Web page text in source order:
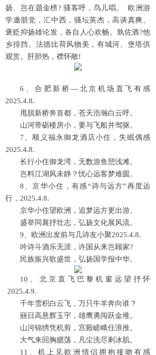
扬、岂在题金榜? 骚客呼，鸟儿唱。 欧洲游
学邀朋党，汇中西，骚坛英杰，高谈真爽。
褒贬抑扬雄论发，各自人心欢畅。孰佐酒?他
乡排挡。法德比荷风物美，有城河、堡塔供
观赏。肝胆热，襟怀敞!
6、合肥新桥---北京机场直飞有感
2025.4.8.
甩脱新桥奔首都，苍天浩瀚白云呼。
山河带砺楼房小，要与飞船并驾驱。
7、顺义福永御龙酒店小住，失眠偶感
2025.4.8.
长行小住御龙湾，无数游鱼憩浅滩。
岂料江湖风未静？忧心远客梦难圆。
8、京华小住，有感“诗与远方”再度远
行，2025.4.8.
京华小住望欧洲，追梦远方更出游。
盛举同襄抒壮志，弘扬文化展风流。
9、欧洲出发前与几诗友小聚2025.4.8.
吟诗斗酒乐无涯，许国从来岂顾家?
民族振兴歌盛世，弘扬国学报中华。
10、北京直飞巴黎机窗远望抒怀
2025.4.9.
千年雪积白云飞，万只牛羊奔向谁？
丽日高悬辉玉宇，雄鹰勇闯跃金堆。
山河锦绣凭机剪，宫殿嵯峨任浪推。
大气来回胸臆荡，凡尘洗尽剩冰肌。
11、机上见欧洲情侣拥抱接吻有感